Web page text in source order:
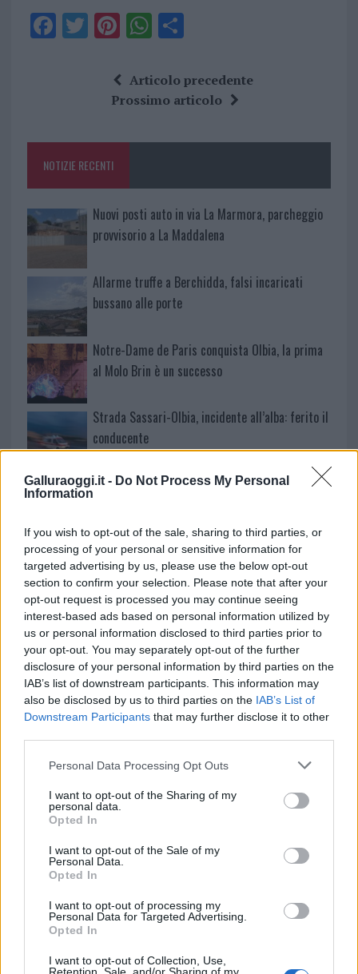
Galluraoggi.it - Do Not Process My Personal
Information
If you wish to opt-out of the sale, sharing to third parties, or
processing of your personal or sensitive information for
targeted advertising by us, please use the below opt-out
section to confirm your selection. Please note that after your
opt-out request is processed you may continue seeing
interest-based ads based on personal information utilized by
us or personal information disclosed to third parties prior to
your opt-out. You may separately opt-out of the further
disclosure of your personal information by third parties on the
IAB’s list of downstream participants. This information may
also be disclosed by us to third parties on the IAB’s List of
Downstream Participants that may further disclose it to other
Please note that this website/app uses one or more Google
not limited to your visit or usage behaviour. You may click to
grant or deny consent to Google and its third-party tags to
use your data for below specified purposes in below Google
consent section.
Personal Data Processing Opt Outs
I want to opt-out of the Sharing of my
personal data.
Opted In
I want to opt-out of the Sale of my
Personal Data.
Opted In
I want to opt-out of processing my
Personal Data for Targeted Advertising.
Opted In
I want to opt-out of Collection, Use,
F
o
k
T Pi
te
re
W
at
s
p
S
a
re
Articolo precedente
Prossimo articolo
NOTIZIE RECENTI
Nuovi posti auto in via La Marmora, parcheggio
provvisorio a La Maddalena
Allarme truffe a Berchidda, falsi incaricati
bussano alle porte
Notre-Dame de Paris conquista Olbia, la prima
al Molo Brin è un successo
Strada Sassari-Olbia, incidente all’alba: ferito il
conducente
Eventi in Gallura, da Jovanotti alla zuppa
Lettini e arredi abusivi sulla spiaggia libera,
sequestri a Olbia e Arzachena
È morto Francesco Guccini, il maestro che si
tenne lontano dalla Costa Smeralda
NECROLOGIE
Paolo Pinna